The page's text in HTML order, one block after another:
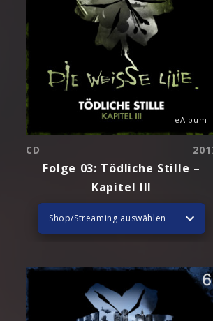
eAlbum
CD
Folge 03: Tödliche Stille –
Kapitel III
Shop/Streaming auswählen